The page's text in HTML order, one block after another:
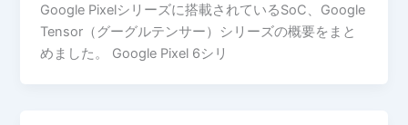
Google Pixelシリーズに搭載されているSoC、Google
Tensor（グーグルテンサー）シリーズの概要をまと
めました。 Google Pixel 6シリ